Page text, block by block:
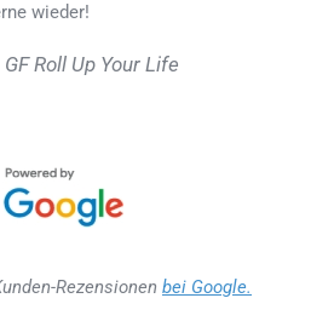
wieder!
Roll Up Your Life
Rezensionen bei Google.